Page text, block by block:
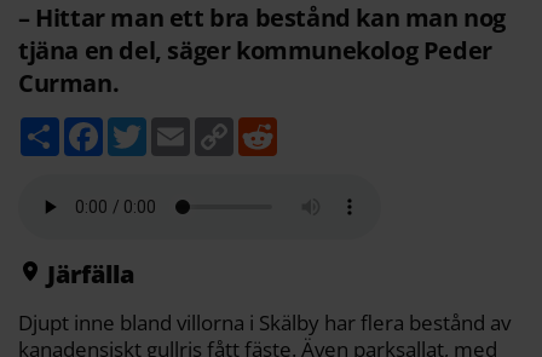
– Hittar man ett bra bestånd kan man nog
tjäna en del, säger kommunekolog Peder
Curman.
D
e
F
b
k
T
w
t
E
m
C
o
Järfälla
Djupt inne bland villorna i Skälby har flera bestånd av
kanadensiskt gullris fått fäste. Även parksallat, med